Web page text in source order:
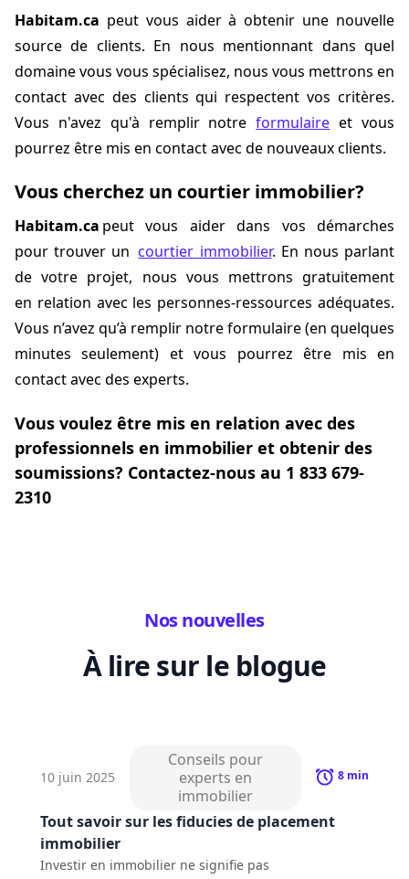
Habitam.ca peut vous aider à obtenir une nouvelle
source de clients. En nous mentionnant dans quel
domaine vous vous spécialisez, nous vous mettrons en
contact avec des clients qui respectent vos critères.
Vous n'avez qu'à remplir notreformulaire et vous
pourrez être mis en contact avec de nouveaux clients.
Vous cherchez un courtier immobilier?
Habitam.ca peut vous aider dans vos démarches
pour trouver un courtier immobilier. En nous parlant
de votre projet, nous vous mettrons gratuitement
en relation avec les personnes-ressources adéquates.
Vous n’avez qu’à remplir notre formulaire (en quelques
minutes seulement) et vous pourrez être mis en
contact avec des experts.
Vous voulez être mis en relation avec des
professionnels en immobilier et obtenir des
soumissions? Contactez-nous au 1 833 679-
2310
Nos nouvelles
À lire sur le blogue
10 juin 2025
Conseils pour
experts en
immobilier
8 min
Tout savoir sur les fiducies de placement
immobilier
Investir en immobilier ne signifie pas